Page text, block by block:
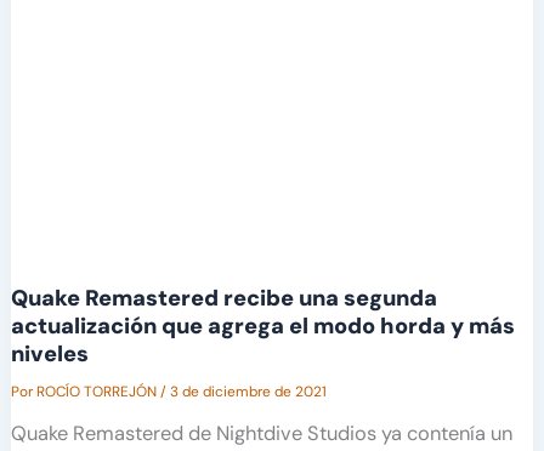
Quake Remastered recibe una segunda
actualización que agrega el modo horda y más
niveles
PorROCÍO TORREJÓN/3 de diciembre de 2021
Quake Remastered de Nightdive Studios ya contenía un